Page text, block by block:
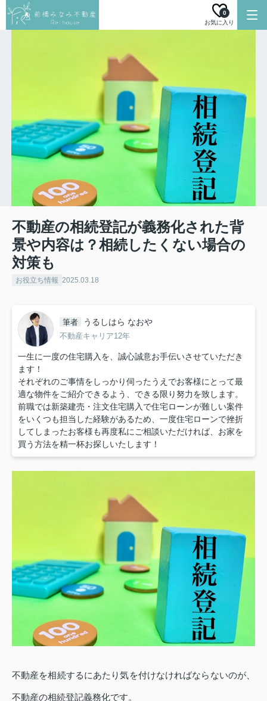
お気に入り
0
不動産の相続登記が義務化された背
景や内容は？相続したくない場合の
対策も
お役立ち情報 2025.03.18
筆者 うるしはら なおや
不動産キャリア12年
一生に一度の住宅購入を、誠心誠意お手伝いさせていただき
ます！
それぞれのご事情をしっかり伺ったうえでお客様にとって最
適な物件をご紹介できるよう、できる限り努力を致します。
前職では新築建売・注文住宅購入で住宅ローンが難しい案件
をいくつも担当した経験があるため、一度住宅ローンで挫折
してしまったお客様も再度私にご相談いただければ、お家を
買う方法を精一杯お探しいたします！
不動産を相続するにあたり気を付けなければならないのが、
不動産の相続登記義務化です。